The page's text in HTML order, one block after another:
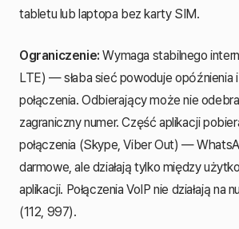
tabletu lub laptopa bez karty SIM.
Ograniczenie: Wymaga stabilnego
LTE) — słaba sieć powoduje opóźnienia
połączenia. Odbierający może nie
zagraniczny numer. Część aplikacji
połączenia (Skype, Viber Out) —
darmowe, ale działają tylko między
aplikacji. Połączenia VoIP nie działają na
(112, 997).